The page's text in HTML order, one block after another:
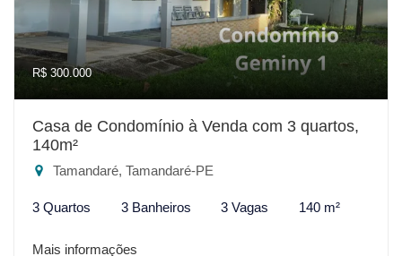
R$ 300.000
Casa de Condomínio à Venda com 3 quartos,
140m²
Tamandaré, Tamandaré-PE
3 Quartos 3 Banheiros 3 Vagas 140 m²
Mais informações